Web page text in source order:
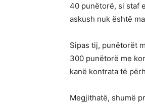
40 punëtorë, si staf
askush nuk është
Sipas tij, punëtorët
300 punëtorë me
kanë kontrata të
Megjithatë, shumë